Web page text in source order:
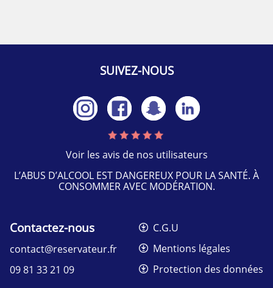
SUIVEZ-NOUS
Voir les avis de nos utilisateurs
L’ABUS D’ALCOOL EST DANGEREUX POUR LA SANTÉ. À
CONSOMMER AVEC MODÉRATION.
Contactez-nous
contact@reservateur.fr
09 81 33 21 09
C.G.U
Mentions légales
Protection des données